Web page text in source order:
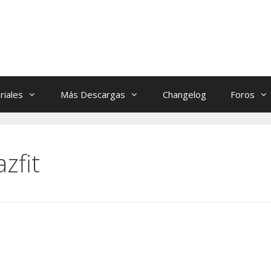
Más Descargas Changelog Foros